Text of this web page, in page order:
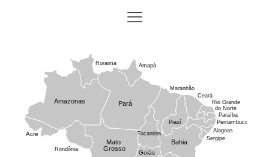
Acre
Alagoas
Amapá
Amazonas
Bahia
Ceará
Goiás
Maranhão
Mato
Grosso
Paraíba
Pará
Pernambuco
Piauí
Rio Grande
do Norte
Rondônia
Roraima
Sergipe
Tocantins